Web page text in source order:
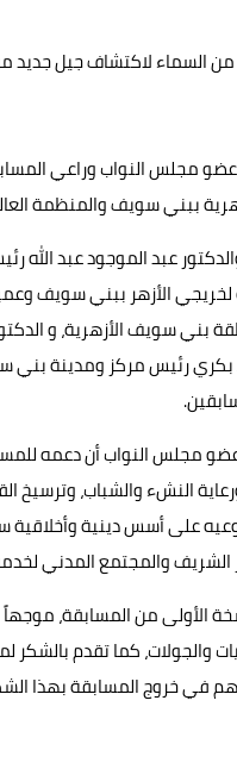
السماء لاكتشاف جيل جديد
مجلس النواب وراعي
ببني سويف والمنظمة
عبد الموجود عبد الله
الأزهر ببني سويف
بني سويف الأزهرية، و
رئيس مركز ومدينة بني
مجلس النواب أن دعمه
النشء والشباب، وترسيخ
على أسس دينية
الشريف والمجتمع المدني
الأولى من المسابقة،
والجولات، كما تقدم